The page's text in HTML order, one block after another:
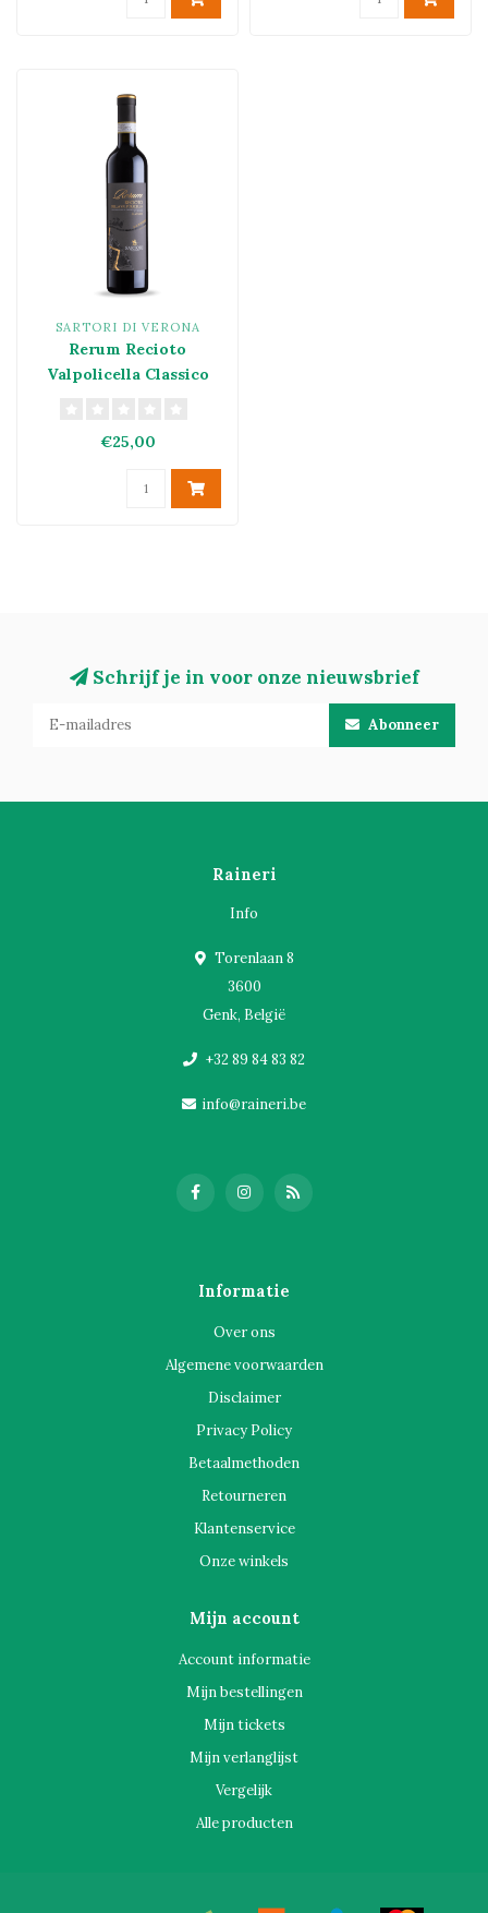
SARTORI DI VERONA
Rerum Recioto
Valpolicella Classico
€25,00
Schrijf je in voor onze nieuwsbrief
Abonneer
Raineri
Info
Torenlaan 8
3600
Genk, België
+32 89 84 83 82
info@raineri.be
Informatie
Over ons
Algemene voorwaarden
Disclaimer
Privacy Policy
Betaalmethoden
Retourneren
Klantenservice
Onze winkels
Mijn account
Account informatie
Mijn bestellingen
Mijn tickets
Mijn verlanglijst
Vergelijk
Alle producten